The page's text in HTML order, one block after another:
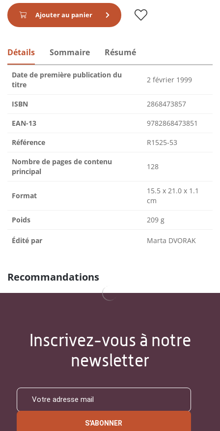
Ajouter au panier
Détails Sommaire Résumé
Date de première publication du
titre
2 février 1999
ISBN 2868473857
EAN-13 9782868473851
Référence R1525-53
Nombre de pages de contenu
principal
128
Format
15.5 x 21.0 x 1.1
cm
Poids 209 g
Édité par Marta DVORAK
Recommandations
Inscrivez-vous à notre
newsletter
S'ABONNER